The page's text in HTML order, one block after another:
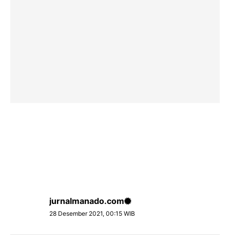
jurnalmanado.com
28 Desember 2021, 00:15 WIB